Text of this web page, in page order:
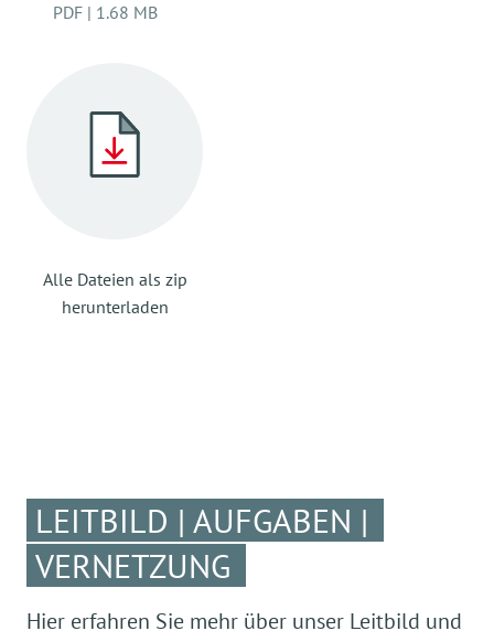
PDF | 1.68 MB
Alle Dateien als zip
herunterladen
LEITBILD | AUFGABEN |
VERNETZUNG
Hier erfahren Sie mehr über unser Leitbild und